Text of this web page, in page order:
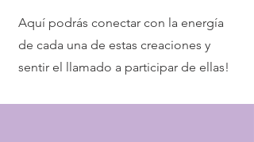
Aquí podrás conectar con la energía
de cada una de estas creaciones y
sentir el llamado a participar de ellas!